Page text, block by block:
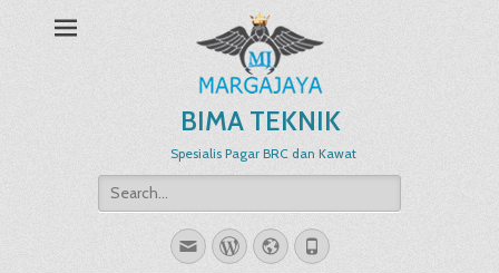
BIMA TEKNIK
Spesialis Pagar BRC dan Kawat
Search
for:
EmailWordPress
WebsitePhone